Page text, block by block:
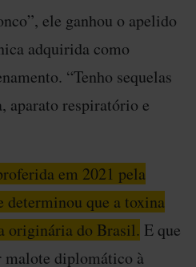
ele ganhou o apelido
adquirida como
“Tenho sequelas
aparato respiratório e
em 2021 pela
determinou que a toxina
originária do Brasil. E que
malote diplomático à